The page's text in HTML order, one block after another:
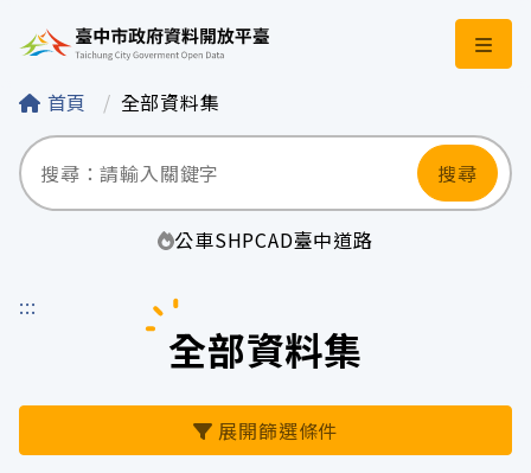
臺中市政府資料開
首頁 全部資料集
搜尋
公車SHPCAD臺中道路
:::
全部資料集
展開篩選條件